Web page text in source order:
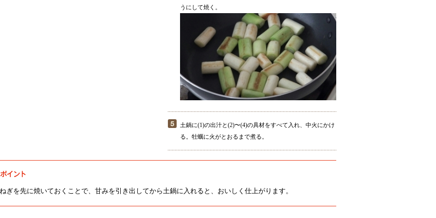
うにして焼く。
土鍋に(1)の出汁と(2)〜(4)の具材をすべて入れ、中火にかけ
る。牡蠣に火がとおるまで煮る。
ぎを先に焼いておくことで、甘みを引き出してから土鍋に入れると、おいしく仕上がります。